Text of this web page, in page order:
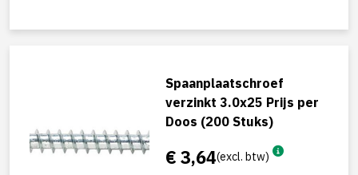
Spaanplaatschroef
verzinkt 3.0x25 Prijs per
Doos (200 Stuks)
€ 3,64(excl. btw)